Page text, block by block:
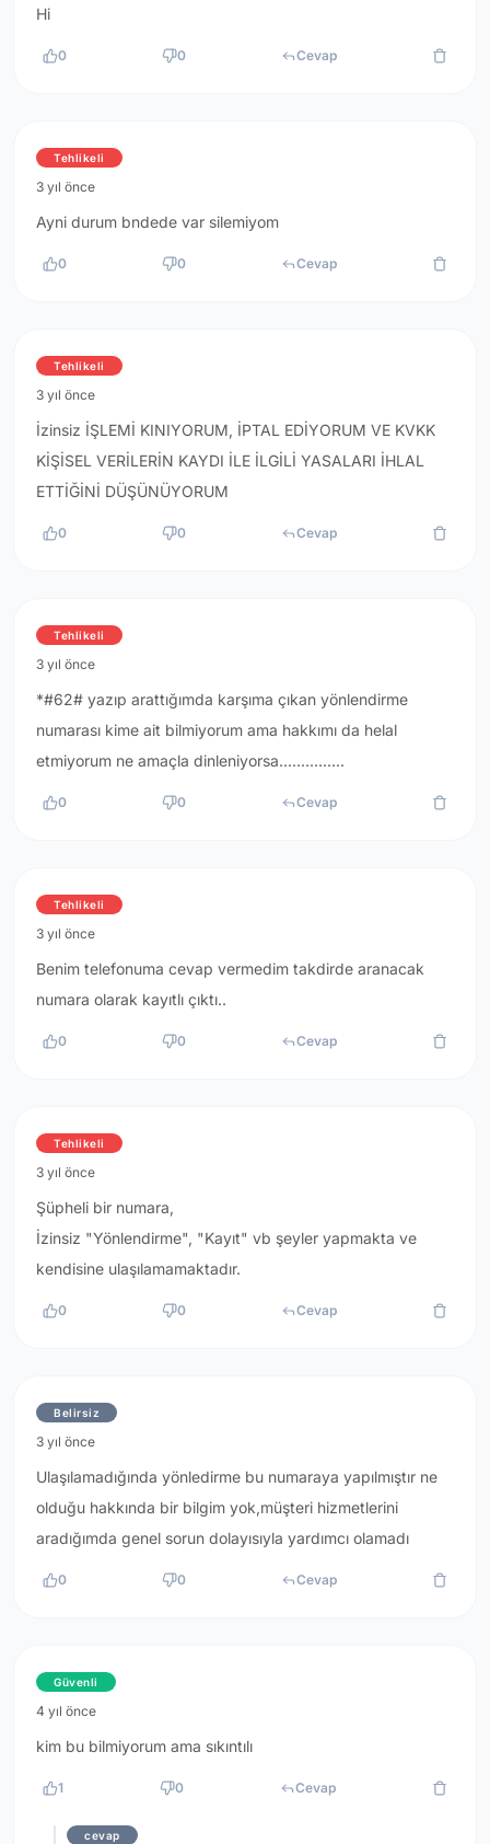
Hi
0 0 Cevap
Tehlikeli
3 yıl önce
Ayni durum bndede var silemiyom
0 0 Cevap
Tehlikeli
3 yıl önce
İzinsiz İŞLEMİ KINIYORUM, İPTAL EDİYORUM VE KVKK
KİŞİSEL VERİLERİN KAYDI İLE İLGİLİ YASALARI İHLAL
ETTİĞİNİ DÜŞÜNÜYORUM
0 0 Cevap
Tehlikeli
3 yıl önce
*#62# yazıp arattığımda karşıma çıkan yönlendirme
numarası kime ait bilmiyorum ama hakkımı da helal
etmiyorum ne amaçla dinleniyorsa...............
0 0 Cevap
Tehlikeli
3 yıl önce
Benim telefonuma cevap vermedim takdirde aranacak
numara olarak kayıtlı çıktı..
0 0 Cevap
Tehlikeli
3 yıl önce
Şüpheli bir numara,
İzinsiz "Yönlendirme", "Kayıt" vb şeyler yapmakta ve
kendisine ulaşılamamaktadır.
0 0 Cevap
Belirsiz
3 yıl önce
Ulaşılamadığında yönledirme bu numaraya yapılmıştır ne
olduğu hakkında bir bilgim yok,müşteri hizmetlerini
aradığımda genel sorun dolayısıyla yardımcı olamadı
0 0 Cevap
Güvenli
4 yıl önce
kim bu bilmiyorum ama sıkıntılı
1 0 Cevap
cevap